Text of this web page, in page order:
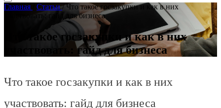
Главная Статьи / Что такое госзакупки и как в них
участвовать: гайд для бизнеса
Что такое госзакупки и как в них
участвовать: гайд для бизнеса
Что такое госзакупки и как в них
участвовать: гайд для бизнеса